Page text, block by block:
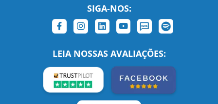
SIGA-NOS:
LEIA NOSSAS AVALIAÇÕES: